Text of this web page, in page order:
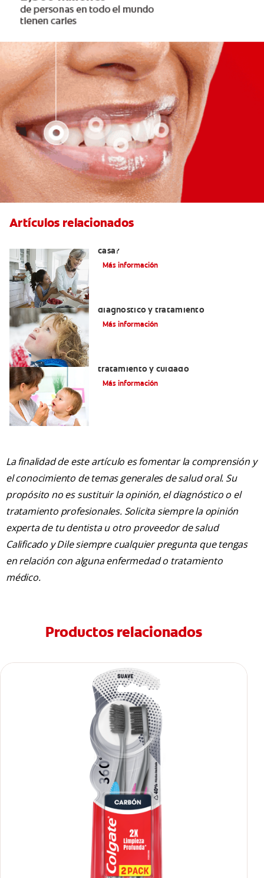
Artículos relacionados
casa?
Más información
diagnóstico y tratamiento
Más información
tratamiento y cuidado
Más información
La finalidad de este artículo es fomentar la comprensión y
el conocimiento de temas generales de salud oral. Su
propósito no es sustituir la opinión, el diagnóstico o el
tratamiento profesionales. Solicita siempre la opinión
experta de tu dentista u otro proveedor de salud
Calificado y Dile siempre cualquier pregunta que tengas
en relación con alguna enfermedad o tratamiento
médico.
Productos relacionados